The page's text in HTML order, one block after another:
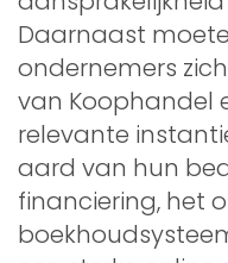
Daarnaast
ondernemers
van Koophandel
relevante
aard van hun
financiering, het